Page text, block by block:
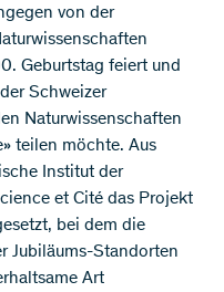
von der
Geburtstag feiert und
Schweizer
Naturwissenschaften
teilen möchte. Aus
Institut der
et Cité das Projekt
bei dem die
Jubiläums-Standorten
Art